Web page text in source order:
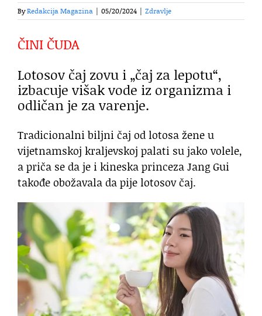
ByRedakcija Magazina 05/20/2024 Zdravlje
ČINI ČUDA
Lotosov čaj zovu i „čaj za lepotu“,
izbacuje višak vode iz organizma i
odličan je za varenje.
Tradicionalni biljni čaj od lotosa žene u
vijetnamskoj kraljevskoj palati su jako volele,
a priča se da je i kineska princeza Jang Gui
takođe obožavala da pije lotosov čaj.